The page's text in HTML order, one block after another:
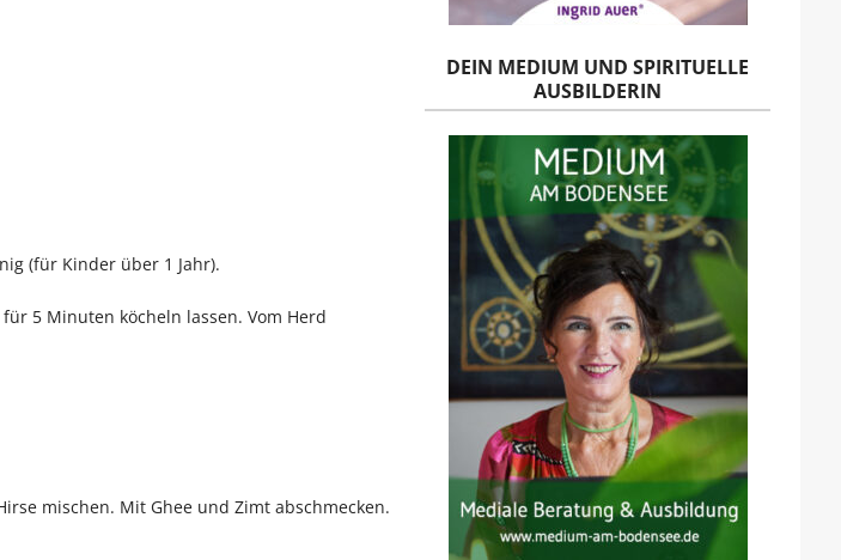
(für Kinder über 1 Jahr).
5 Minuten köcheln lassen. Vom Herd
mischen. Mit Ghee und Zimt abschmecken.
DEIN MEDIUM UND SPIRITUELLE
AUSBILDERIN